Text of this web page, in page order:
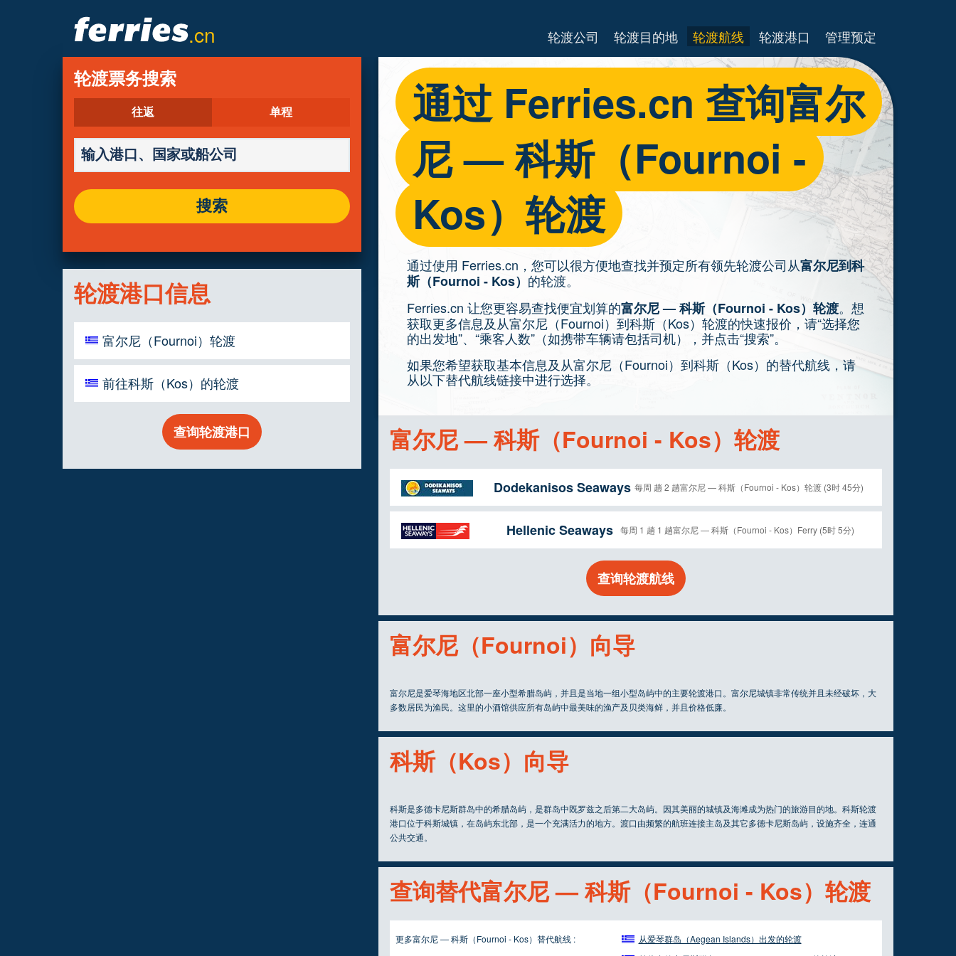
.cn 轮渡公司 轮渡目的地 轮渡航线 轮渡港口 管理预定
轮渡票务搜索
往返 单程
搜索
轮渡港口信息
富尔尼（Fournoi）轮渡
前往科斯（Kos）的轮渡
查询轮渡港口
通过 Ferries.cn 查询富尔
尼 — 科斯（Fournoi -
Kos）轮渡
通过使用 Ferries.cn，您可以很方便地查找并预定所有领先轮渡公司从富尔尼到科
斯（Fournoi - Kos） 的轮渡。
Ferries.cn 让您更容易查找便宜划算的富尔尼 — 科斯（Fournoi - Kos）轮渡。想
获取更多信息及从富尔尼（Fournoi）到科斯（Kos）轮渡的快速报价，请“选择您
的出发地”、“乘客人数”（如携带车辆请包括司机），并点击“搜索”。
如果您希望获取基本信息及从富尔尼（Fournoi）到科斯（Kos）的替代航线，请
从以下替代航线链接中进行选择。
富尔尼 — 科斯（Fournoi - Kos）轮渡
Dodekanisos Seaways 每周 趟 2 趟富尔尼 — 科斯（Fournoi - Kos）轮渡 (3时 45分)
Hellenic Seaways 每周 1 趟 1 趟富尔尼 — 科斯（Fournoi - Kos）Ferry (5时 5分)
查询轮渡航线
富尔尼（Fournoi）向导
富尔尼是爱琴海地区北部一座小型希腊岛屿，并且是当地一组小型岛屿中的主要轮渡港口。富尔尼城镇非常传统并且未经破坏，大
多数居民为渔民。这里的小酒馆供应所有岛屿中最美味的渔产及贝类海鲜，并且价格低廉。
科斯（Kos）向导
科斯是多德卡尼斯群岛中的希腊岛屿，是群岛中既罗兹之后第二大岛屿。因其美丽的城镇及海滩成为热门的旅游目的地。科斯轮渡
港口位于科斯城镇，在岛屿东北部，是一个充满活力的地方。渡口由频繁的航班连接主岛及其它多德卡尼斯岛屿，设施齐全，连通
公共交通。
查询替代富尔尼 — 科斯（Fournoi - Kos）轮渡
更多富尔尼 — 科斯（Fournoi - Kos）替代航线 :
从爱琴群岛（Aegean Islands）出发的轮渡